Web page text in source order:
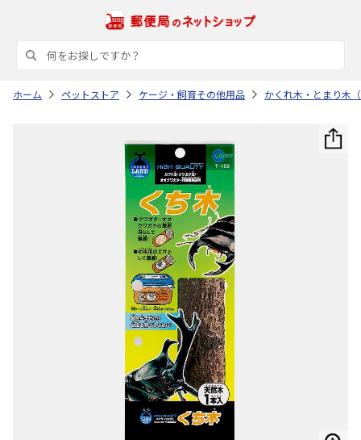
ホーム ペットストア ケージ・飼育その他用品 かくれ木・とまり木